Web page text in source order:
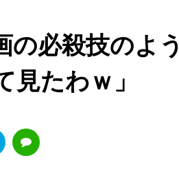
の必殺技のよう
たわｗ」